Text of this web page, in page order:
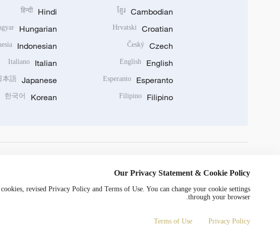
Cambodian
ខ្មែរ
Croatian
Hrvatski
Czech
Český
English
English
Esperanto
Esperanto
Filipino
Filipino
Hindi
हिन्दी
Hungarian
Indonesian
Italian
Italiano
Japanese
本語
Korean
한국어
Copyright © 2024 CGTN.
京ICP备20000184号
Our Privacy Statement & Cookie Policy
revised Privacy Policy and Terms of Use. You can change your cookie settings
through your browser.
Privacy Policy
Terms of Use